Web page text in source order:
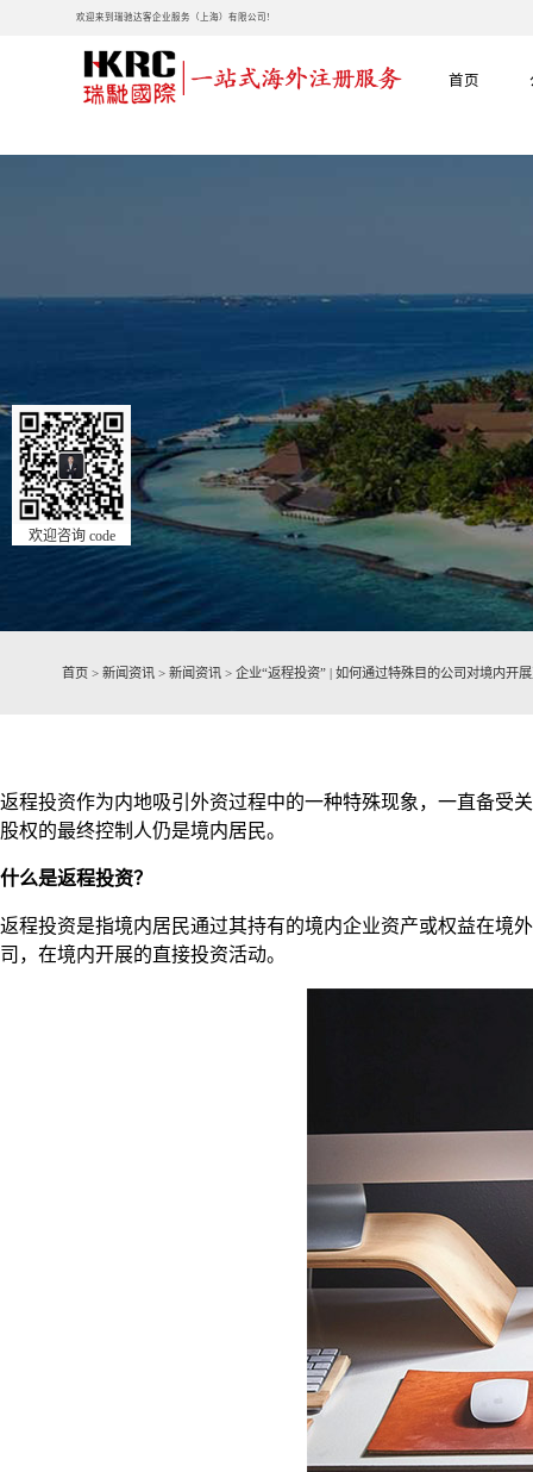
欢迎来到瑞驰达客企业服务（上海）有限公司!
首页
首页 > 新闻资讯 > 新闻资讯 > 企业“返程投资” | 如何通过特殊目的公司对境内开
返程投资作为内地吸引外资过程中的一种特殊现象，一直备受
股权的最终控制人仍是境内居民。
什么是返程投资？
返程投资是指境内居民通过其持有的境内企业资产或权益在境
司，在境内开展的直接投资活动。
欢迎咨询 code